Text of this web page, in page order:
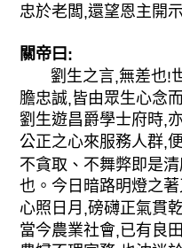
忠於老闆 ,還望恩主開
關帝曰 :
劉生之言,無差也!
膽忠誠,皆由眾生心念
劉生遊昌爵學士府時,
公正之心來服務人群,
不貪取、不舞弊即是
也。今日暗路明燈之
心照日月 ,磅礴正氣貫
當今農業社會,已有良田